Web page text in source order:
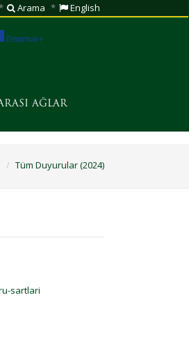
Arama English
AĞLAR
Tüm Duyurular (2024)
sartlari